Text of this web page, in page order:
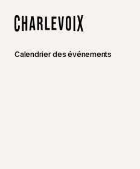
Calendrier des événements